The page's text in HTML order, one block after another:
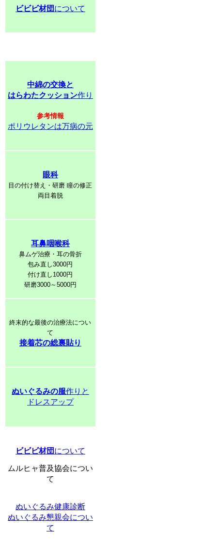
ビビビ材団 について
中綿の交換と
はらわたクッション作り
参考情報
ポリウレタンは万病の元
眼科
目の付け替え・研磨 瞳の修正
両目着脱
耳鼻咽喉科
鼻ムゲ治療・耳の骨折
包み直し3000円
付け直し1000円
研磨3000～5000円
終末的な最後の治療法につい
て
接着芯の総裏貼り
ぬいぐるみの服作りと
ドレスアップ
ビビビ材団 について
ムルヒャ普及協会につい
て
ぬいぐるみ健康診断
ぬいぐるみ懇親会につい
て